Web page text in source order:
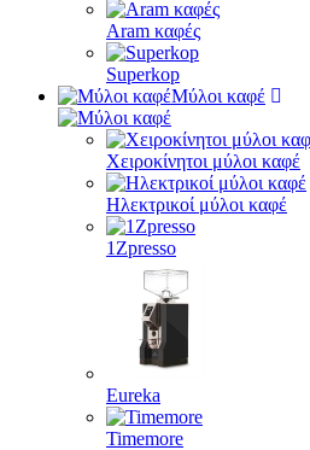
Aram καφές
Superkop
Μύλοι καφέ
Χειροκίνητοι μύλοι καφέ
Ηλεκτρικοί μύλοι καφέ
1Zpresso
Eureka
Timemore